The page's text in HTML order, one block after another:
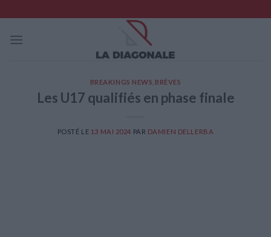
to
content
BREAKINGS NEWS BRÈVES
Les U17 qualifiés en phase finale
POSTÉ LE 13 MAI 2024 PAR DAMIEN DELLERBA